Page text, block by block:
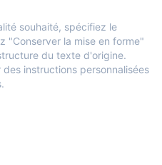
souhaité, spécifiez le
"Conserver la mise en forme"
du texte d'origine.
instructions personnalisées